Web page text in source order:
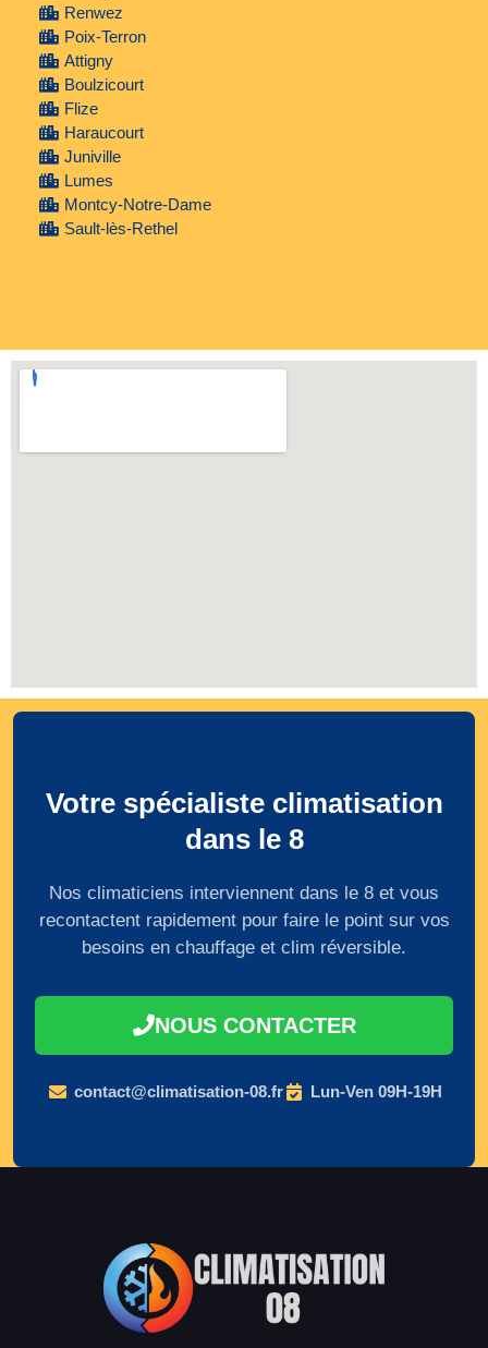
Renwez
Poix-Terron
Attigny
Boulzicourt
Flize
Haraucourt
Juniville
Lumes
Montcy-Notre-Dame
Sault-lès-Rethel
Votre spécialiste climatisation
dans le 8
Nos climaticiens interviennent dans le 8 et vous
recontactent rapidement pour faire le point sur vos
besoins en chauffage et clim réversible.
NOUS CONTACTER
contact@climatisation-08.fr Lun-Ven 09H-19H